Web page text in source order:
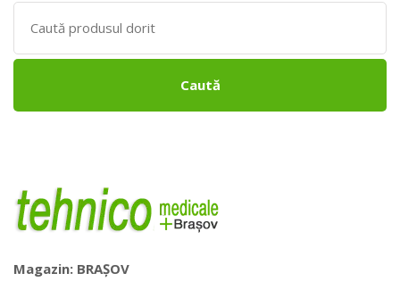
Search
for:
Caută
Magazin: BRAȘOV